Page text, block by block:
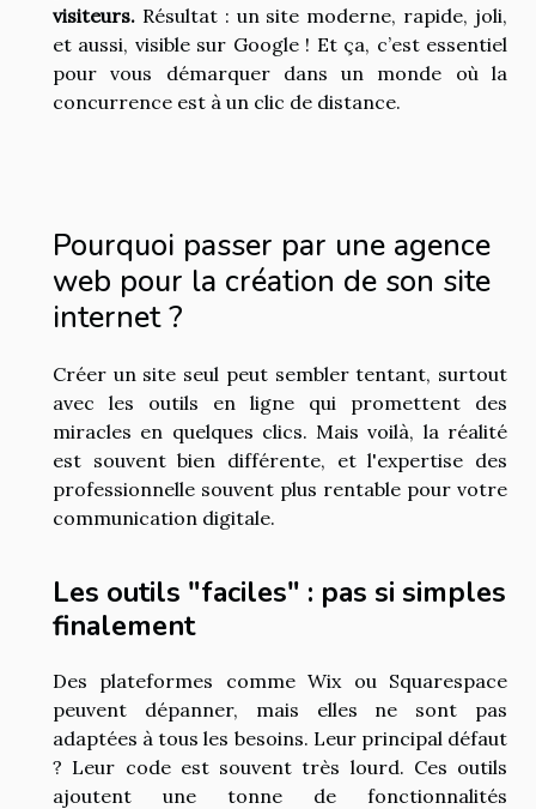
visiteurs. Résultat : un site moderne, rapide, joli,
et aussi, visible sur Google ! Et ça, c’est essentiel
pour vous démarquer dans un monde où la
concurrence est à un clic de distance.
Pourquoi passer par une agence
web pour la création de son site
internet ?
Créer un site seul peut sembler tentant, surtout
avec les outils en ligne qui promettent des
miracles en quelques clics. Mais voilà, la réalité
est souvent bien différente, et l'expertise des
professionnelle souvent plus rentable pour votre
communication digitale.
Les outils "faciles" : pas si simples
finalement
Des plateformes comme Wix ou Squarespace
peuvent dépanner, mais elles ne sont pas
adaptées à tous les besoins. Leur principal défaut
? Leur code est souvent très lourd. Ces outils
ajoutent une tonne de fonctionnalités